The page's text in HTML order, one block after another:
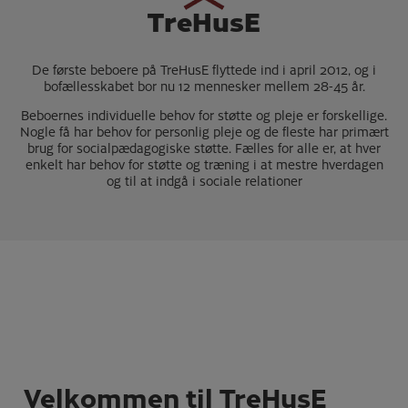
TreHusE
De første beboere på TreHusE flyttede ind i april 2012, og i
bofællesskabet bor nu 12 mennesker mellem 28-45 år.
Beboernes individuelle behov for støtte og pleje er forskellige.
Nogle få har behov for personlig pleje og de fleste har primært
brug for socialpædagogiske støtte. Fælles for alle er, at hver
enkelt har behov for støtte og træning i at mestre hverdagen
og til at indgå i sociale relationer
Velkommen til TreHusE